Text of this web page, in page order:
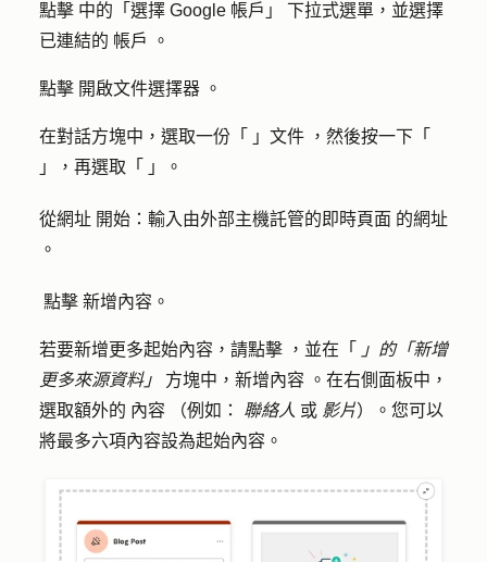
點擊 中的「選擇 Google 帳戶」
下拉式選單，並選擇
已連結的 帳戶 。
點擊 開啟文件選擇器 。
在對話方塊中，選取一份「 」文件 ，然後按一下「
」，再選取「
」。
從網址 開始：輸入由外部主機託管的即時頁面 的網址
。
點擊 新增內容。
若要新增更多起始內容，請點擊 ，並在「
」的「新增
更多來源資料」
方塊中，新增內容 。在右側面板中，
選取額外的 內容 （例如： 聯絡人 或 影片）。您可以
將最多六項內容設為起始內容。